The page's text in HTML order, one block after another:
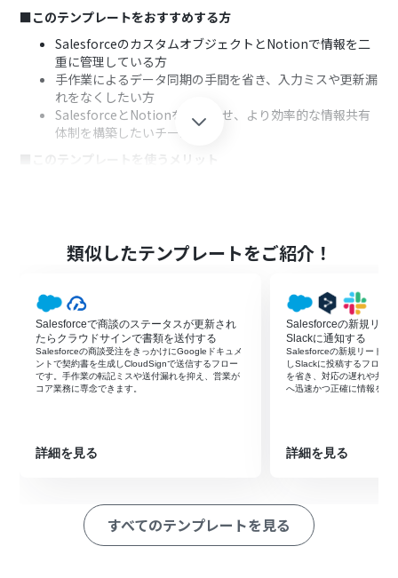
■このテンプレートをおすすめする方
SalesforceのカスタムオブジェクトとNotionで情報を二
重に管理している方
手作業によるデータ同期の手間を省き、入力ミスや更新漏
れをなくしたい方
SalesforceとNotionを連携させ、より効率的な情報共有
体制を構築したいチームの方
■このテンプレートを使うメリット
入力ミスや転記漏れといったヒューマンエラーを防ぎ、デ
■フローボットの流れ
はじめに、SalesforceとNotionをYoomと連携します
次に、トリガーでSalesforceを選択し、「カスタムオブジ
ェクトに新規レコードが登録されたら」というアクション
を設定します
続いて、オペレーションでSalesforceの「レコードを取得
最後に、オペレーションでNotionの「レコードを追加す
※「トリガー」：フロー起動のきっかけとなるアクション、「オ
ペレーション」：トリガー起動後、フロー内で処理を行うアク
類似したテンプレートをご紹介！
Salesforceで商談のステータスが更新され
たらクラウドサインで書類を送付する
Salesforceの商談受注をきっかけにGoogleドキュメ
ントで契約書を生成しCloudSignで送信するフロー
です。手作業の転記ミスや送付漏れを抑え、営業が
コア業務に専念できます。
詳細を見る
Salesforceの新規リー
Slackに通知する
Salesforceの新規リードを
しSlackに投稿するフロー
を省き、対応の遅れや共有
へ迅速かつ正確に情報を届
詳細を見る
すべてのテンプレートを見る